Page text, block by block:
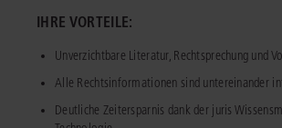
IHRE VORTEILE:
Unverzichtbare Literatur, Rechtsprechung und
Alle Rechtsinformationen sind untereinander
Deutliche Zeitersparnis dank der juris